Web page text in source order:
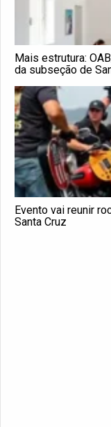
Mais estrutura:
da subseção de
Evento vai reunir
Santa Cruz